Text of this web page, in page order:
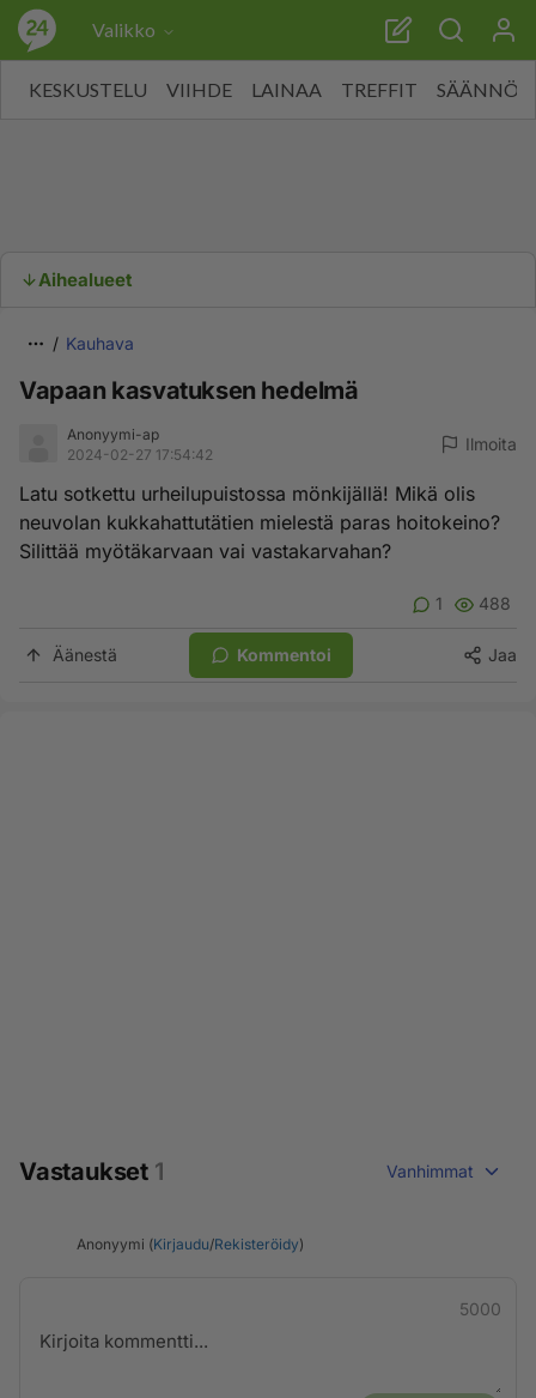
Valikko
KESKUSTELU VIIHDE LAINAA TREFFIT SÄÄNNÖT
Aihealueet
Kauhava
Vapaan kasvatuksen hedelmä
Anonyymi-ap
2024-02-27 17:54:42
Ilmoita
Latu sotkettu urheilupuistossa mönkijällä! Mikä olis
neuvolan kukkahattutätien mielestä paras hoitokeino?
Silittää myötäkarvaan vai vastakarvahan?
1 488
Äänestä Kommentoi Jaa
Vastaukset 1 Vanhimmat
Anonyymi (Kirjaudu/Rekisteröidy)
5000